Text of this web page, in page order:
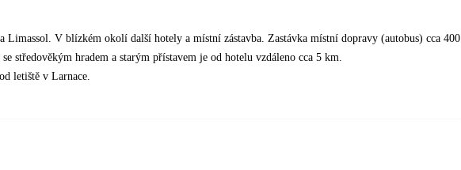
Limassol. V blízkém okolí další hotely a místní zástavba. Zastávka místní dopravy (autobus) cca 400
středověkým hradem a starým přístavem je od hotelu vzdáleno cca 5 km.
letiště v Larnace.